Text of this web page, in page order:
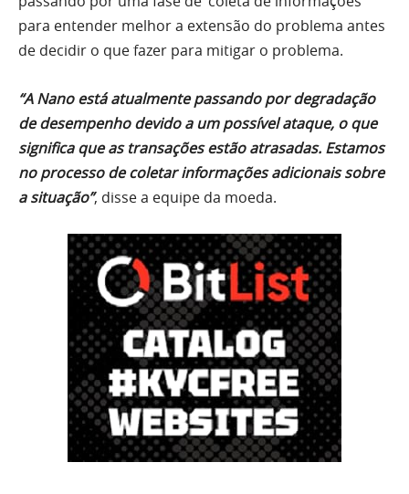
para entender melhor a extensão do problema antes
de decidir o que fazer para mitigar o problema.
“A Nano está atualmente passando por degradação
de desempenho devido a um possível ataque, o que
significa que as transações estão atrasadas. Estamos
no processo de coletar informações adicionais sobre
a situação”, disse a equipe da moeda.